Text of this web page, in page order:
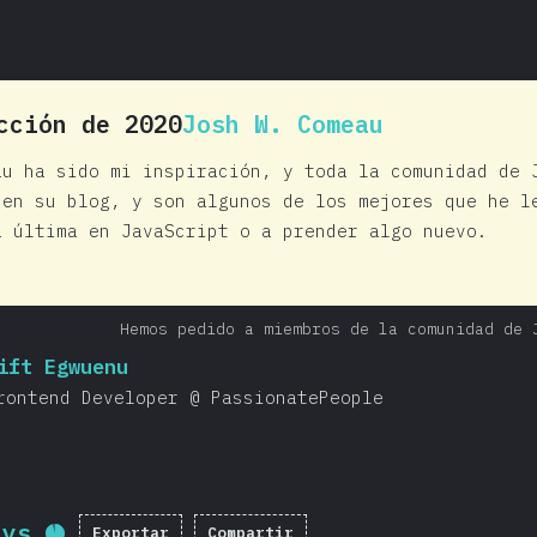
de 2020Josh W. Comeau
ha sido mi inspiración, y toda la comunidad de
su blog, y son algunos de los mejores que he
en JavaScript o a prender algo nuevo.
Hemos pedido a miembros de la comunidad
Egwuenu
Developer @ PassionatePeople
Exportar Compartir